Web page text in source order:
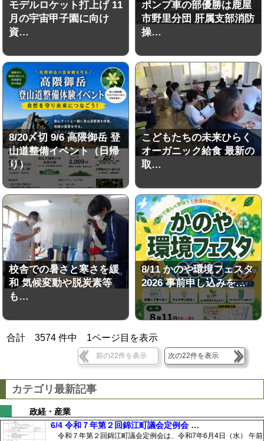
モデルロケット打上げ 11
月の宇宙甲子園に向け
資…
ポンプ車の部優勝は鹿屋
市野里分団 肝属支部消防
操…
8/20〆切 9/6 高隈御岳 登
山道整備イベント（日帰
り）
こどもたちの未来ひらく
オーガニック給食 最新の
取…
校舎での暑さと寒さを緩
和 気候変動や脱炭素等
も…
8/11 かのや環境フェスタ
2026 事前申し込みを…
合計3574 件中 1ページ目を表示
前の22件を表示 次の22件を表示
カテゴリ最新記事
政経・産業
6/4 令和７年第２回錦江町議会定例会 …
令和７年第２回錦江町議会定例会は、令和7年6月4日（水） 午前